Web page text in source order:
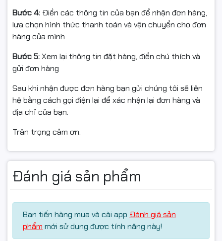
Bước 4: Điền các thông tin của bạn để nhận đơn hàng,
lựa chọn hình thức thanh toán và vận chuyển cho đơn
hàng của mình
Bước 5:Xem lại thông tin đặt hàng, điền chú thích và
gửi đơn hàng
Sau khi nhận được đơn hàng bạn gửi chúng tôi sẽ liên
hệ bằng cách gọi điện lại để xác nhận lại đơn hàng và
địa chỉ của bạn.
Trân trọng cảm ơn.
Đánh giá sản phẩm
Bạn tiến hàng mua và cài app Đánh giá sản
phẩm mới sử dụng được tính năng này!